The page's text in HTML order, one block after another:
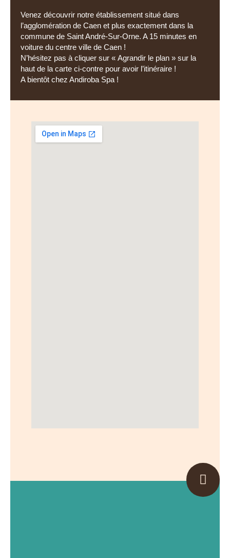
Venez découvrir notre établissement situé dans
l’agglomération de Caen et plus exactement dans la
commune de Saint André-Sur-Orne. A 15 minutes en
voiture du centre ville de Caen !
N’hésitez pas à cliquer sur « Agrandir le plan » sur la
haut de la carte ci-contre pour avoir l’itinéraire !
A bientôt chez Andiroba Spa !